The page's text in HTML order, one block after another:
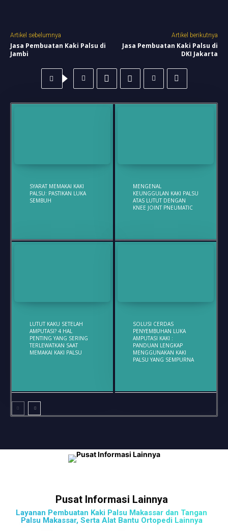
Artikel sebelumnya
Jasa Pembuatan Kaki Palsu di
Jambi
Artikel berikutnya
Jasa Pembuatan Kaki Palsu di
DKI Jakarta
SYARAT MEMAKAI KAKI
PALSU: PASTIKAN LUKA
SEMBUH
MENGENAL
KEUNGGULAN KAKI PALSU
ATAS LUTUT DENGAN
KNEE JOINT PNEUMATIC
LUTUT KAKU SETELAH
AMPUTASI? 4 HAL
PENTING YANG SERING
TERLEWATKAN SAAT
MEMAKAI KAKI PALSU
SOLUSI CERDAS
PENYEMBUHAN LUKA
AMPUTASI KAKI :
PANDUAN LENGKAP
MENGGUNAKAN KAKI
PALSU YANG SEMPURNA
Pusat Informasi Lainnya
Layanan Pembuatan Kaki Palsu Makassar dan Tangan
Palsu Makassar, Serta Alat Bantu Ortopedi Lainnya